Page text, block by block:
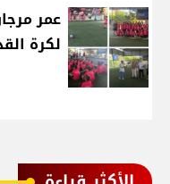
عمر
لكرة